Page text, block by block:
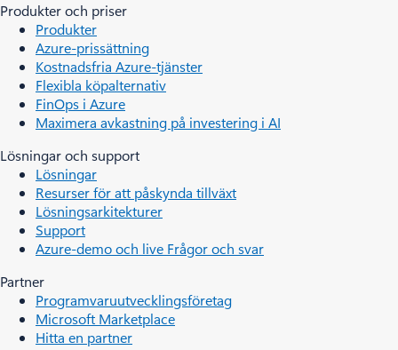
Produkter och priser
Produkter
Azure-prissättning
Kostnadsfria Azure-tjänster
Flexibla köpalternativ
FinOps i Azure
Maximera avkastning på investering i AI
Lösningar och support
Lösningar
Resurser för att påskynda tillväxt
Lösningsarkitekturer
Support
Azure-demo och live Frågor och svar
Partner
Programvaruutvecklingsföretag
Microsoft Marketplace
Hitta en partner